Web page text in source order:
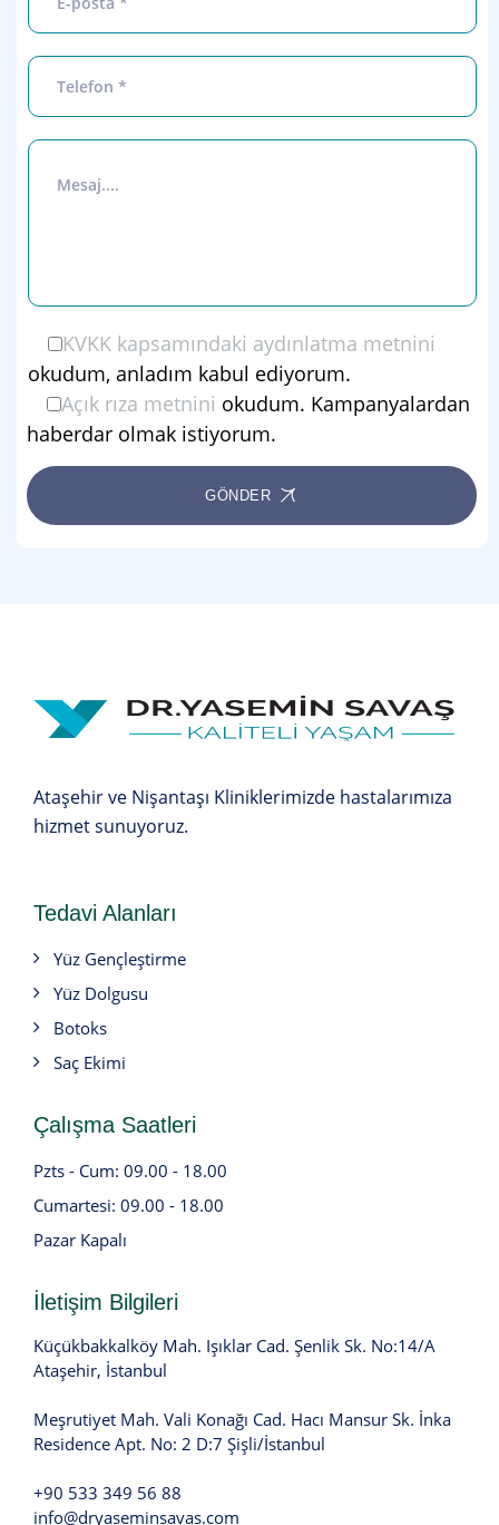
KVKK kapsamındaki aydınlatma metnini
okudum, anladım kabul ediyorum.
Açık rıza metnini okudum. Kampanyalardan
haberdar olmak istiyorum.
GÖNDER
Ataşehir ve Nişantaşı Kliniklerimizde hastalarımıza
hizmet sunuyoruz.
Tedavi Alanları
Yüz Gençleştirme
Yüz Dolgusu
Botoks
Saç Ekimi
Çalışma Saatleri
Pzts - Cum: 09.00 - 18.00
Cumartesi: 09.00 - 18.00
Pazar Kapalı
İletişim Bilgileri
Küçükbakkalköy Mah. Işıklar Cad. Şenlik Sk. No:14/A
Ataşehir, İstanbul
Meşrutiyet Mah. Vali Konağı Cad. Hacı Mansur Sk. İnka
Residence Apt. No: 2 D:7 Şişli/İstanbul
+90 533 349 56 88
info@dryaseminsavas.com